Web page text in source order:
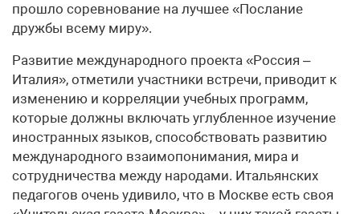
прошло соревнование на лучшее «Послание
дружбы всему миру».
Развитие международного проекта «Россия –
Италия», отметили участники встречи, приводит к
изменению и корреляции учебных программ,
которые должны включать углубленное изучение
иностранных языков, способствовать развитию
международного взаимопонимания, мира и
сотрудничества между народами. Итальянских
педагогов очень удивило, что в Москве есть своя